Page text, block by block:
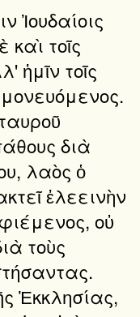
Ἰουδαίοις
τοῖς
ἡμῖν τοῖς
διὰ
λαὸς ὁ
ἐλεεινὴν
οὐ
τοὺς
Ἐκκλησίας,